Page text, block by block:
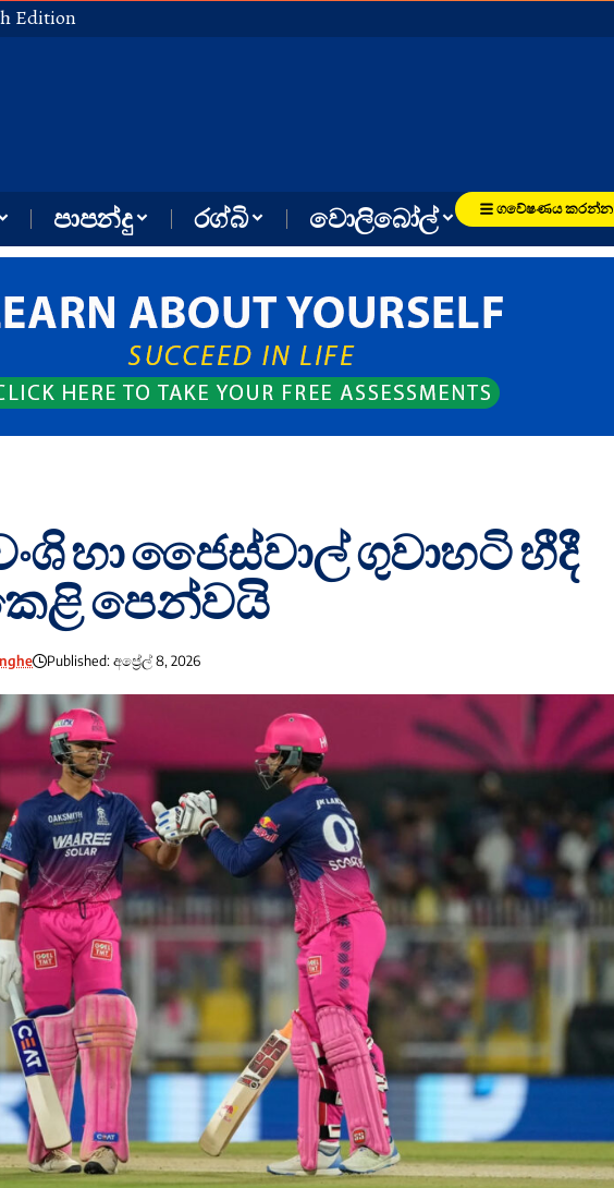
Edition
පාපන්දු රග්බි වොලිබෝල් ගවේෂණය කරන්න
හා ජෛස්වාල් ගුවාහටි හීදී
පෙන්වයි
Published: අප්‍රේල් 8, 2026